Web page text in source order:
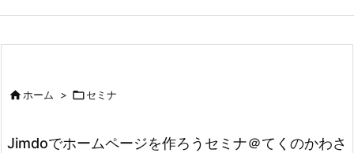

検索
ホーム > セミナ
Jimdoでホームページを作ろうセミナ＠てくのかわさ